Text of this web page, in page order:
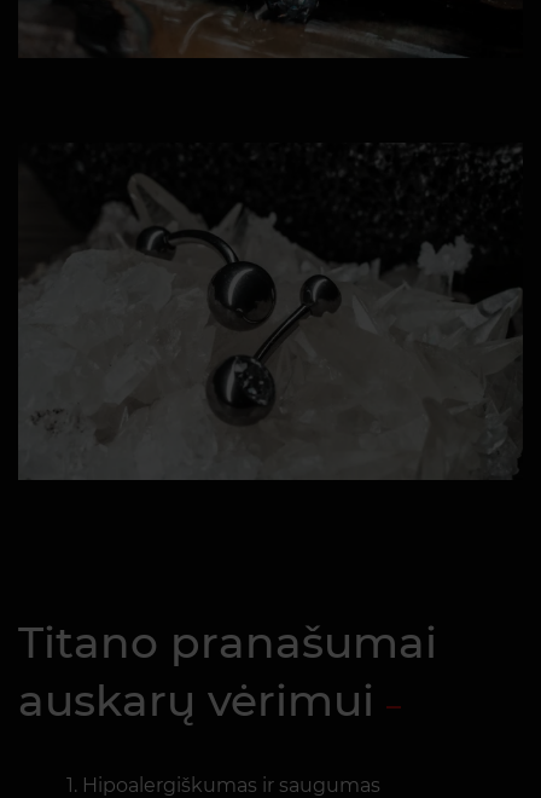
Titano pranašumai
auskarų vėrimui
Hipoalergiškumas ir saugumas